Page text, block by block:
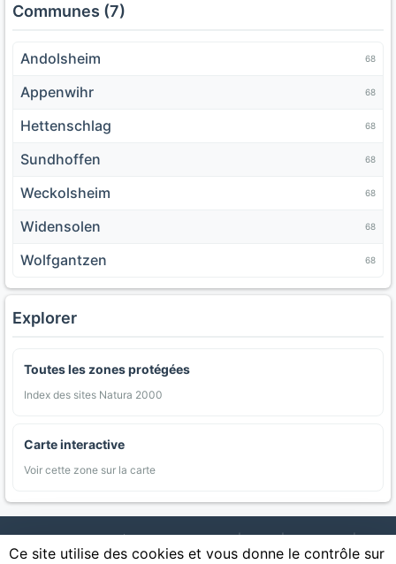
Communes (7)
Andolsheim 68
Appenwihr 68
Hettenschlag 68
Sundhoffen 68
Weckolsheim 68
Widensolen 68
Wolfgantzen 68
Explorer
Toutes les zones protégées
Index des sites Natura 2000
Carte interactive
Voir cette zone sur la carte
AgriMap — Données agricoles ouvertes | Carte | Communes |
Appellations | Regions | Cultures | Zones protégées | Forets |
Ce site utilise des cookies et vous donne le contrôle sur